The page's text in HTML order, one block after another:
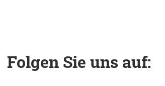
Folgen Sie uns auf: